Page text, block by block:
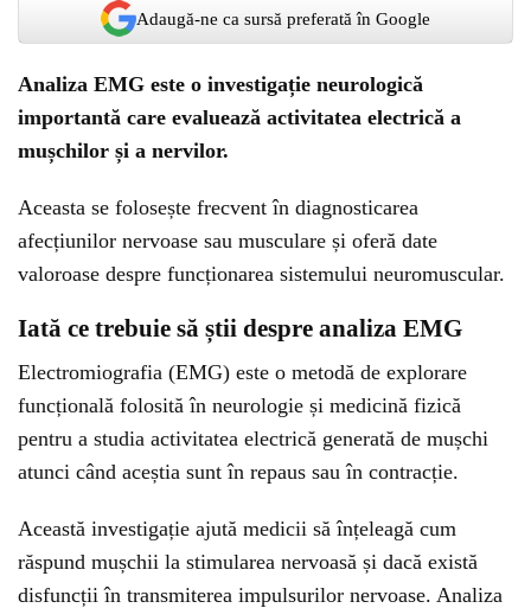
Adaugă-ne ca sursă preferată în Google
Analiza EMG este o investigație neurologică
importantă care evaluează activitatea electrică a
mușchilor și a nervilor.
Aceasta se folosește frecvent în diagnosticarea
afecțiunilor nervoase sau musculare și oferă date
valoroase despre funcționarea sistemului neuromuscular.
Iată ce trebuie să știi despre analiza EMG
Electromiografia (EMG) este o metodă de explorare
funcțională folosită în neurologie și medicină fizică
pentru a studia activitatea electrică generată de mușchi
atunci când aceștia sunt în repaus sau în contracție.
Această investigație ajută medicii să înțeleagă cum
răspund mușchii la stimularea nervoasă și dacă există
disfuncții în transmiterea impulsurilor nervoase. Analiza